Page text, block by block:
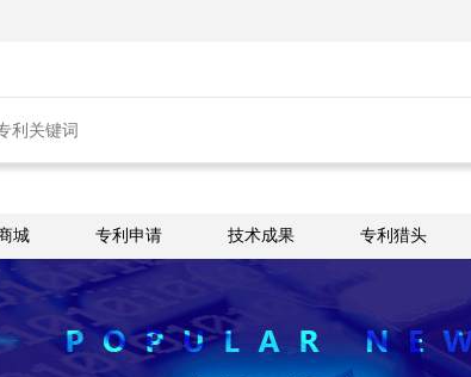
城 专利申请 技术成果 专利猎头